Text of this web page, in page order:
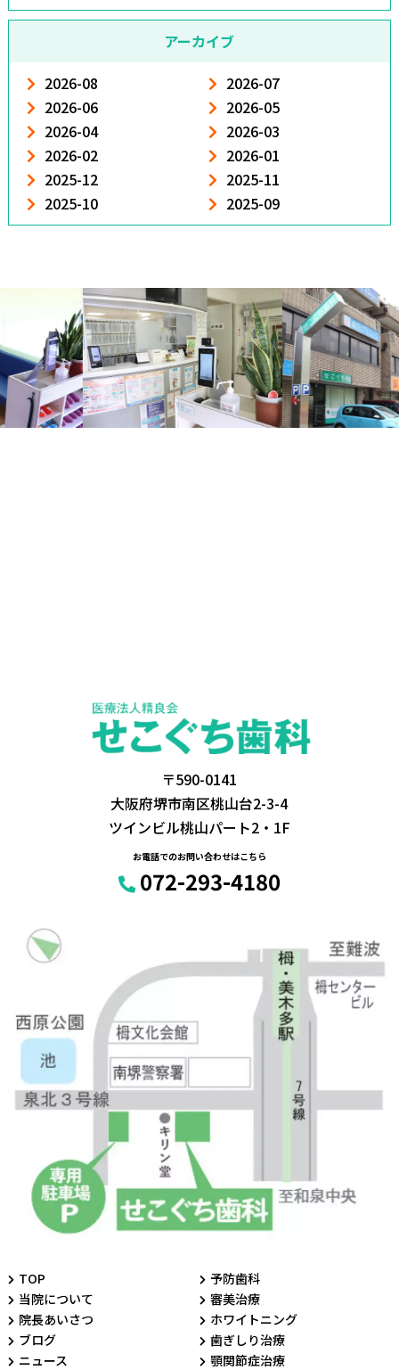
アーカイブ
2026-08
2026-07
2026-06
2026-05
2026-04
2026-03
2026-02
2026-01
2025-12
2025-11
2025-10
2025-09
〒590-0141
大阪府堺市南区桃山台2-3-4
ツインビル桃山パート2・1F
お電話でのお問い合わせはこちら
072-293-4180
TOP
予防歯科
当院について
審美治療
院長あいさつ
ホワイトニング
ブログ
歯ぎしり治療
ニュース
顎関節症治療